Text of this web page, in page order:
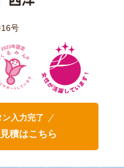
号
入力完了
積はこちら